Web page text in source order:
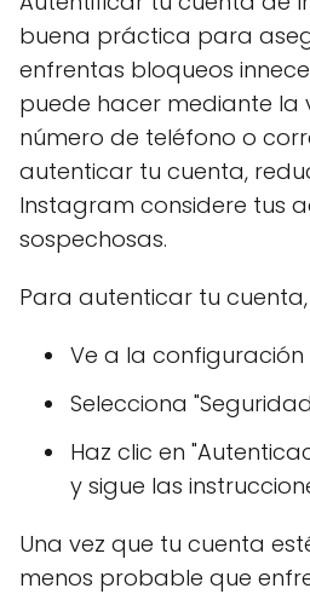
buena práctica para
enfrentas bloqueos
puede hacer mediante la
número de teléfono o
autenticar tu cuenta,
Instagram considere tus
sospechosas.
Para autenticar tu
Ve a la
Selecciona
Haz clic en
y sigue las
Una vez que tu cuenta
menos probable que